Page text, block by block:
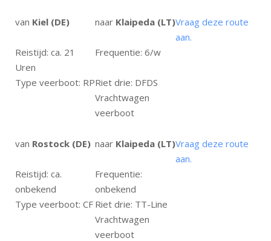
van Kiel (DE) naar Klaipeda (LT)Vraag deze route
aan.
Reistijd: ca. 21
Uren
Frequentie: 6/w
Type veerboot: RPRiet drie: DFDS
Vrachtwagen
veerboot
van Rostock (DE) naar Klaipeda (LT)Vraag deze route
aan.
Reistijd: ca.
onbekend
Frequentie:
onbekend
Type veerboot: CF Riet drie: TT-Line
Vrachtwagen
veerboot